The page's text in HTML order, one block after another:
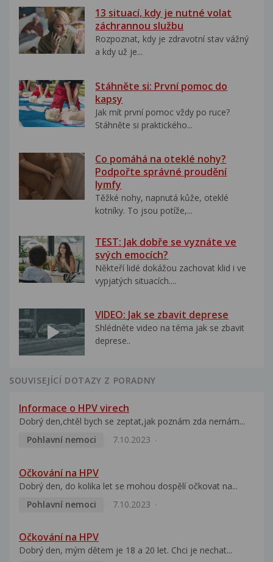
13 situací, kdy je nutné volat
záchrannou službu
Rozpoznat, kdy je zdravotní stav vážný
a kdy už je...
Stáhněte si: První pomoc do
kapsy
Jak mít první pomoc vždy po ruce?
Stáhněte si praktického...
Co pomáhá na oteklé nohy?
Podpořte správné proudění
lymfy
Těžké nohy, napnutá kůže, oteklé
kotníky. To jsou potíže,...
TEST: Jak dobře se vyznáte ve
svých emocích?
Někteří lidé dokážou zachovat klid i ve
vypjatých situacích....
VIDEO: Jak se zbavit deprese
Shlédněte video na téma jak se zbavit
deprese..
SOUVISEJÍCÍ DOTAZY Z PORADNY
Informace o HPV virech
Dobrý den,chtěl bych se zeptat,jak poznám zda nemám...
Pohlavní nemoci
7.10.2023
Očkování na HPV
Dobrý den, do kolika let se mohou dospělí očkovat na...
Pohlavní nemoci
7.10.2023
Očkování na HPV
Dobrý den, mým dětem je 18 a 20 let. Chci je nechat...